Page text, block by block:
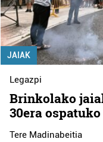
JAIAK
Legazpi
Brinkolako
30era
Tere Madinabeitia